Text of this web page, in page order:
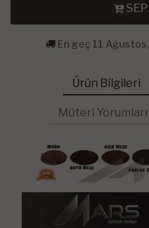
En geç 11
Ürün Bilgileri
Müteri Yorumları